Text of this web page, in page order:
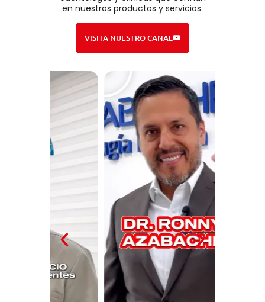
en nuestros productos y servicios.
VISITA NUESTRO CANAL